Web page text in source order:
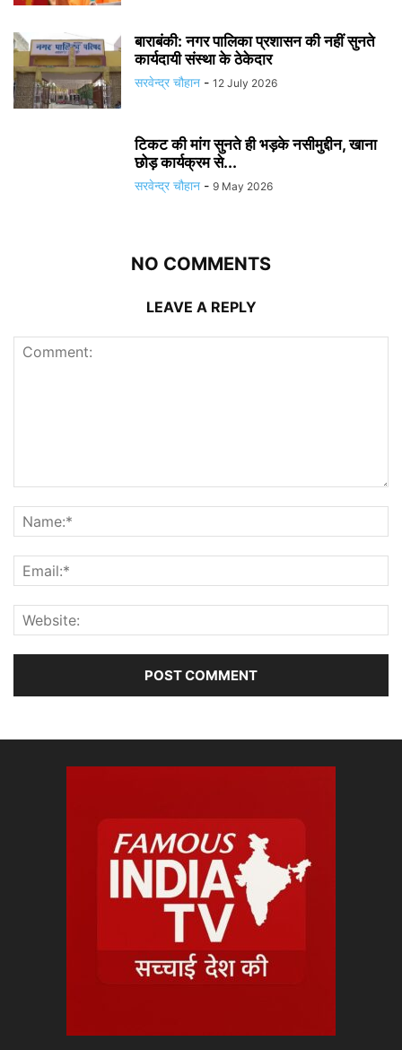
बाराबंकी: नगर पालिका प्रशासन की नहीं सुनते
कार्यदायी संस्था के ठेकेदार
सरवेन्द्र चौहान - 12 July 2026
टिकट की मांग सुनते ही भड़के नसीमुद्दीन, खाना
छोड़ कार्यक्रम से...
सरवेन्द्र चौहान - 9 May 2026
NO COMMENTS
LEAVE A REPLY